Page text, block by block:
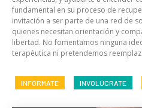
fundamental en su proceso de
invitación a ser parte de una red de
quienes necesitan orientación y
libertad. No fomentamos ninguna
terapéutica ni pretendemos
INFÓRMATE INVOLÚCRATE